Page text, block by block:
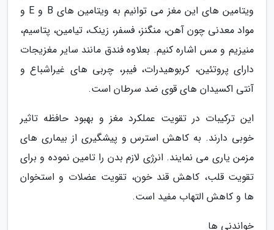
ویتامین های این مغز می توانیم به ویتامین های B و E و
مواد معدنی چون آهن، منگنز، فسفر، زینک، تیامین، پتاسیم،
منیزیم و مس اشاره کنیم. بعلاوه فندق مانند سایر مغزیجات
دارای پروتئین، کربوهیدرات، فیبر، چربی های غیراشباع و
آنتی اکسیدان های قوی ضد سرطان است.
این ترکیبات در تقویت عملکرد مغز و بهبود حافظه تاثیر
خوبی دارند. به کاهش استرس و پیشگیری از بیماری های
مزمن یاری می نمایند. انرژی لازم بدن را تامین نموده و برای
تقویت قلب، کاهش قند خون، تقویت عضلات و استخوان
ها و کاهش التهاب مفید است.
خواندنی ها